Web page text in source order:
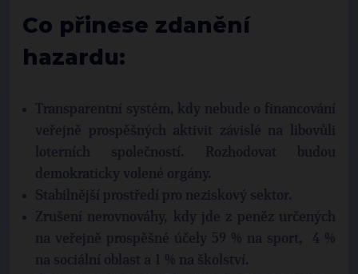
Co přinese zdanění
hazardu:
Transparentní systém, kdy nebude o financování
veřejně prospěšných aktivit závislé na libovůli
loterních společností. Rozhodovat budou
demokraticky volené orgány.
Stabilnější prostředí pro neziskový sektor.
Zrušení nerovnováhy, kdy jde z peněz určených
na veřejně prospěšné účely 59 % na sport, 4 %
na sociální oblast a 1 % na školství.